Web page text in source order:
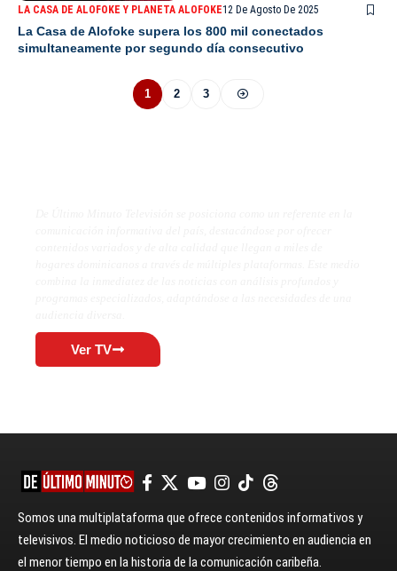
LA CASA DE ALOFOKE Y PLANETA ALOFOKE12 De Agosto De 2025
La Casa de Alofoke supera los 800 mil conectados
simultaneamente por segundo día consecutivo
1 2 3
Ver TV
Somos una multiplataforma que ofrece contenidos informativos y
televisivos. El medio noticioso de mayor crecimiento en audiencia en
el menor tiempo en la historia de la comunicación caribeña.